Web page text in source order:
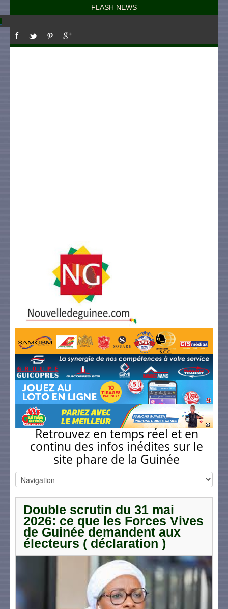
FLASH NEWS
Retrouvez en temps réel et en
continu des infos inédites sur le
site phare de la Guinée
Double scrutin du 31 mai
2026: ce que les Forces Vives
de Guinée demandent aux
électeurs ( déclaration )